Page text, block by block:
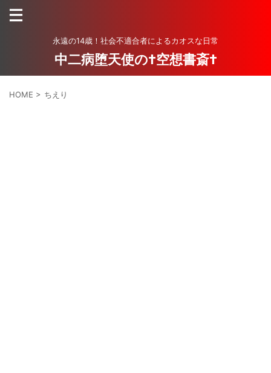
永遠の14歳！社会不適合者によるカオスな日常
中二病堕天使の†空想書斎†
HOME > ちえり